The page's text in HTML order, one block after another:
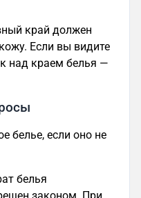
край должен
Если вы видите
над краем белья —
белье, если оно не
белья